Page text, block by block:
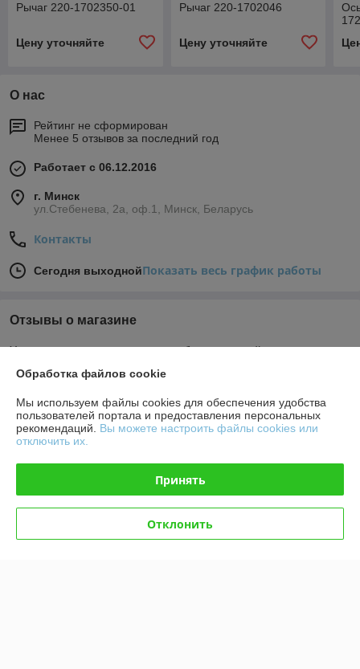
Рычаг 220-1702350-01
Цену уточняйте
Рычаг 220-1702046
Цену уточняйте
О нас
Рейтинг не сформирован
Менее 5 отзывов за последний год
Работает с 06.12.2016
г. Минск
ул.Стебенева, 2а, оф.1, Минск, Беларусь
Контакты
Сегодня выходнойПоказать весь график работы
Отзывы о магазине
У компании пока нет отзывов, добавьте первый
О нас
Контакты
График работы
Обработка файлов cookie
Мы используем файлы cookies для обеспечения удобства
пользователей портала и предоставления персональных
рекомендаций. Вы можете настроить файлы cookies или
отключить их.
Принять
Отклонить